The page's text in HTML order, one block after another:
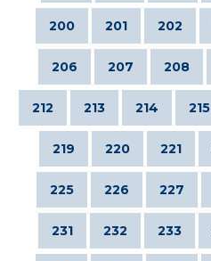
200 201 202
206 207 208
212 213 214 215
219 220 221
225 226 227
231 232 233